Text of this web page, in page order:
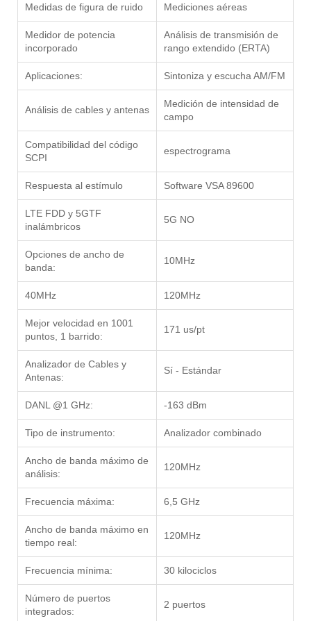
Medidas de figura de ruido Mediciones aéreas
Medidor de potencia
incorporado
Análisis de transmisión de
rango extendido (ERTA)
Aplicaciones: Sintoniza y escucha AM/FM
Análisis de cables y antenas
Medición de intensidad de
campo
Compatibilidad del código
SCPI
espectrograma
Respuesta al estímulo Software VSA 89600
LTE FDD y 5GTF
inalámbricos
5G NO
Opciones de ancho de
banda:
10MHz
40MHz 120MHz
Mejor velocidad en 1001
puntos, 1 barrido:
171 us/pt
Analizador de Cables y
Antenas:
Sí - Estándar
DANL @1 GHz: -163 dBm
Tipo de instrumento: Analizador combinado
Ancho de banda máximo de
análisis:
120MHz
Frecuencia máxima: 6,5 GHz
Ancho de banda máximo en
tiempo real:
120MHz
Frecuencia mínima: 30 kilociclos
Número de puertos
integrados:
2 puertos